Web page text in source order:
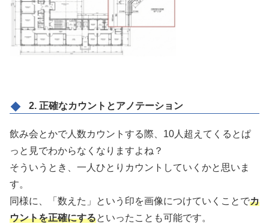
2. 正確なカウントとアノテーション
飲み会とかで人数カウントする際、10人超えてくるとぱ
っと見でわからなくなりますよね？
そういうとき、一人ひとりカウントしていくかと思いま
す。
同様に、「数えた」という印を画像につけていくことでカ
ウントを正確にするといったことも可能です。